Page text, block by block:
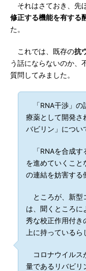
それはさておき、先
修正する機能を有する
た。
これでは、既存の抗
う話にならないのか、
質問してみました。
「RNA干渉」の
療薬として開発さ
バビリン」につい
「RNAを合成す
を進めていくこと
の連結を妨害する
ところが、新型
は、聞くところに
秀な校正作用付き
上に持っているら
コロナウイルス
量であるリバビリ